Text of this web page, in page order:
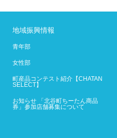
地域振興情報
青年部
女性部
町産品コンテスト紹介【CHATAN
SELECT】
お知らせ 「北谷町ちーたん商品
券」参加店舗募集について